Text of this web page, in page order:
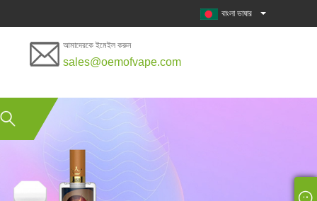
বাংলা ভাষার
আমাদেরকে ইমেইল করুন
sales@oemofvape.com